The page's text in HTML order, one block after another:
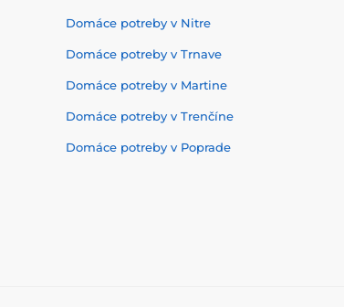
Domáce potreby v Nitre
Domáce potreby v Trnave
Domáce potreby v Martine
Domáce potreby v Trenčíne
Domáce potreby v Poprade